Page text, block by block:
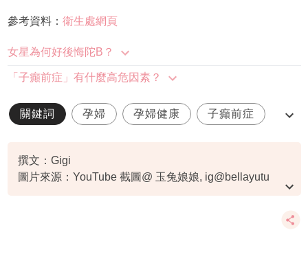
參考資料： 衛生處網頁
女星為何好後悔陀B？
「子癲前症」有什麼高危因素？
關鍵詞 孕婦 孕婦健康 子癲前症
撰文：Gigi
圖片來源：YouTube 截圖@ 玉兔娘娘, ig@bellayutu